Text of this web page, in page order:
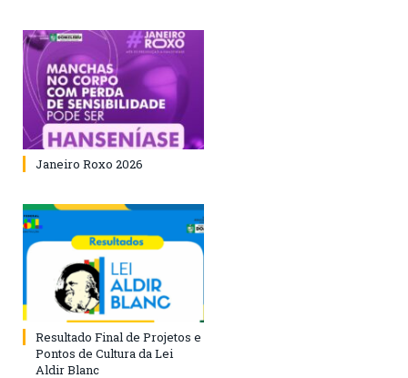
Janeiro Roxo 2026
Resultado Final de Projetos e
Pontos de Cultura da Lei
Aldir Blanc